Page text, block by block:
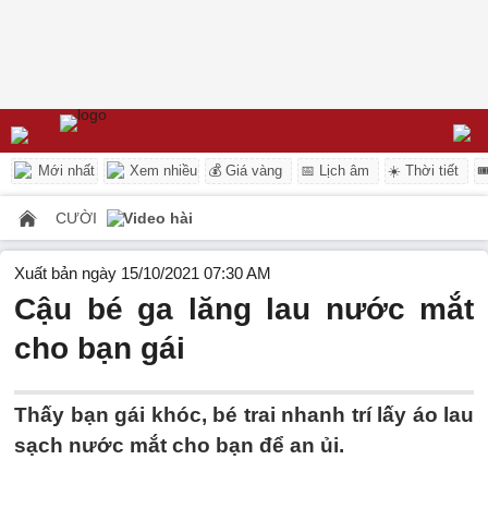
Mới nhất Xem nhiều 💰 Giá vàng 📅 Lịch âm ☀️ Thời tiết
CƯỜI Video hài
Xuất bản ngày 15/10/2021 07:30 AM
Cậu bé ga lăng lau nước mắt
cho bạn gái
Thấy bạn gái khóc, bé trai nhanh trí lấy áo lau
sạch nước mắt cho bạn để an ủi.